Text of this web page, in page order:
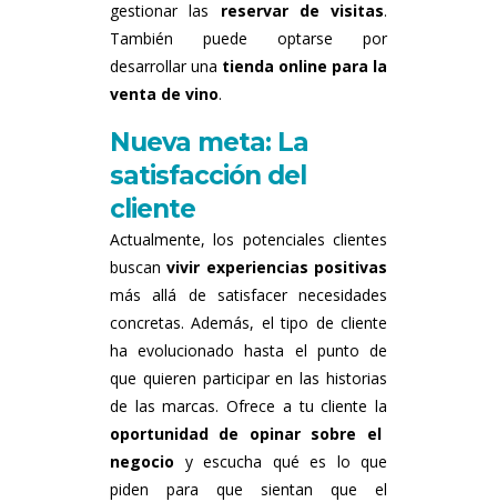
gestionar las reservar de visitas.
También puede optarse por
desarrollar una tienda online para la
venta de vino.
Nueva meta: La
satisfacción del
cliente
Actualmente, los potenciales clientes
buscanvivir experiencias positivas
más allá de satisfacer necesidades
concretas. Además, el tipo de cliente
ha evolucionado hasta el punto de
que quieren participar en las historias
de las marcas. Ofrece a tu cliente la
oportunidad de opinar sobre el
negocio y escucha qué es lo que
piden para que sientan que el